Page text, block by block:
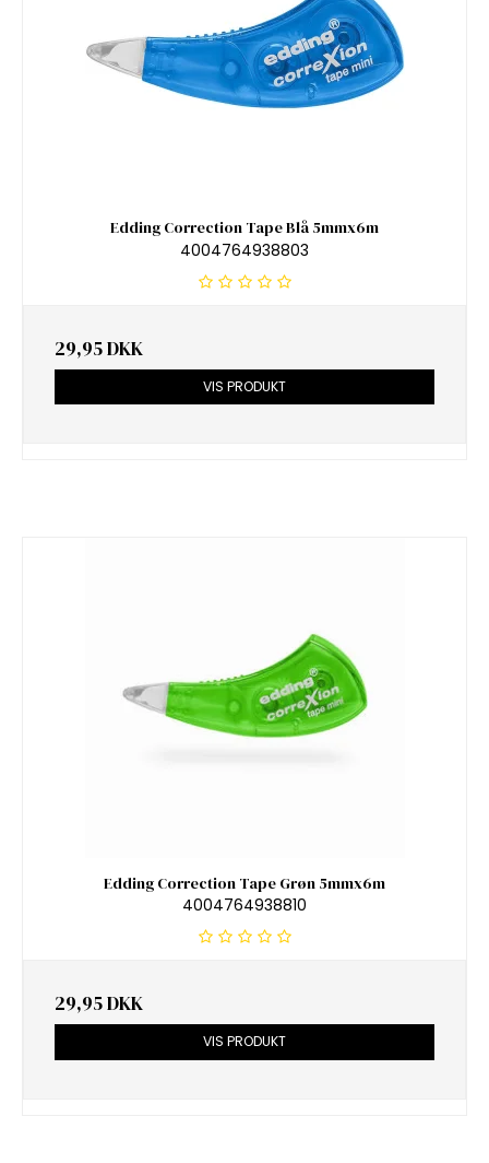
Edding Correction Tape Blå 5mmx6m
4004764938803
29,95 DKK
VIS PRODUKT
Edding Correction Tape Grøn 5mmx6m
4004764938810
29,95 DKK
VIS PRODUKT